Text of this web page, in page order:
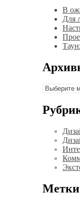
В
Для
Архивы
Метки